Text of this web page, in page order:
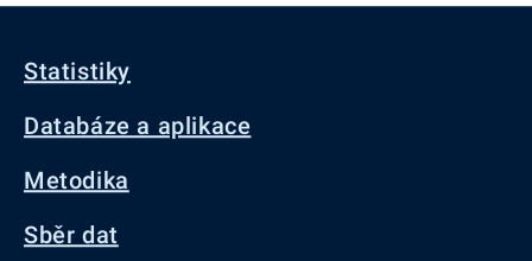
Statistiky
Databáze a aplikace
Metodika
Sběr dat